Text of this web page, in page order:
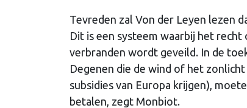
Tevreden zal Von der Leyen lezen
Dit is een systeem waarbij het
verbranden wordt geveild. In de
Degenen die de wind of het
subsidies van Europa krijgen),
betalen, zegt Monbiot.